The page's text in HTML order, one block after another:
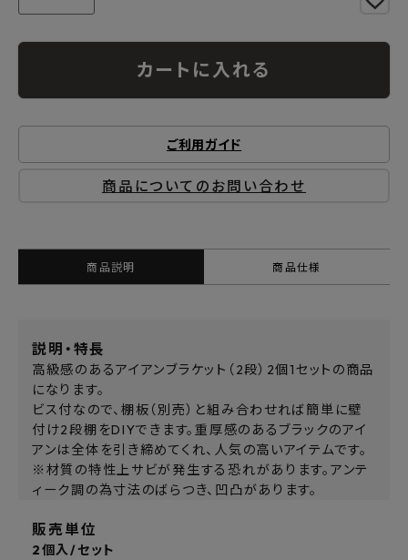
プライバシーポリシーカートに入れる
ご利用ガイド
商品についてのお問い合わせ
商品説明 商品仕様
説明・特長
高級感のあるアイアンブラケット（2段）2個1セットの商品
になります。
ビス付なので、棚板（別売）と組み合わせれば簡単に壁
付け2段棚をDIYできます。重厚感のあるブラックのアイ
アンは全体を引き締めてくれ、人気の高いアイテムです。
※材質の特性上サビが発生する恐れがあります。アンテ
ィーク調の為寸法のばらつき、凹凸があります。
販売単位
2個入/セット